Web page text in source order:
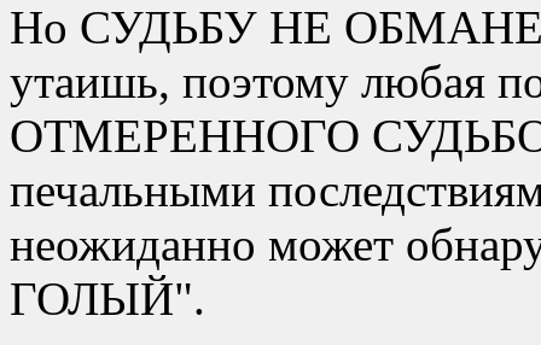
Но СУДЬБУ НЕ
утаишь, поэтому любая
ОТМЕРЕННОГО СУДЬБОЙ
печальными
неожиданно может
ГОЛЫЙ .